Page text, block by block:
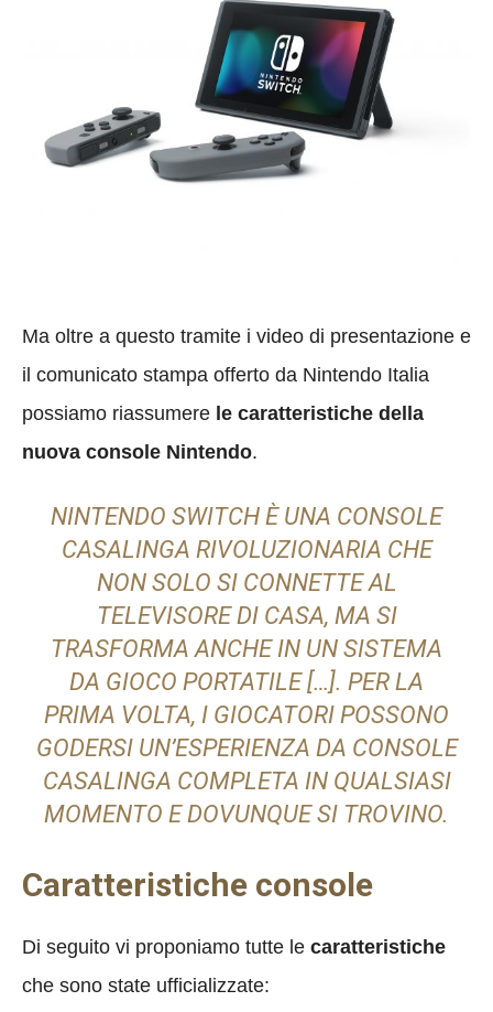
Ma oltre a questo tramite i video di presentazione e
il comunicato stampa offerto da Nintendo Italia
possiamo riassumere le caratteristiche della
nuova console Nintendo.
NINTENDO SWITCH È UNA CONSOLE
CASALINGA RIVOLUZIONARIA CHE
NON SOLO SI CONNETTE AL
TELEVISORE DI CASA, MA SI
TRASFORMA ANCHE IN UN SISTEMA
DA GIOCO PORTATILE […]. PER LA
PRIMA VOLTA, I GIOCATORI POSSONO
GODERSI UN’ESPERIENZA DA CONSOLE
CASALINGA COMPLETA IN QUALSIASI
MOMENTO E DOVUNQUE SI TROVINO.
Caratteristiche console
Di seguito vi proponiamo tutte le caratteristiche
che sono state ufficializzate: